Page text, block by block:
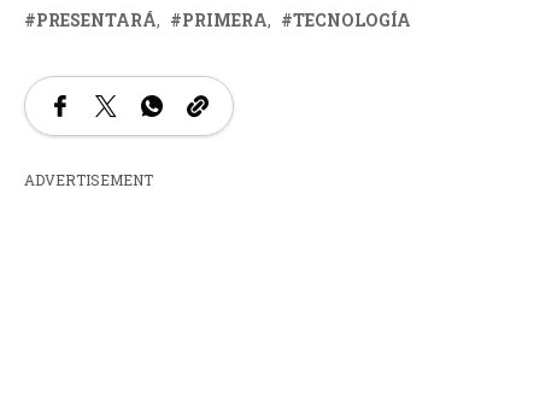
PRESENTARÁ
PRIMERA TECNOLOGÍA
ADVERTISEMENT